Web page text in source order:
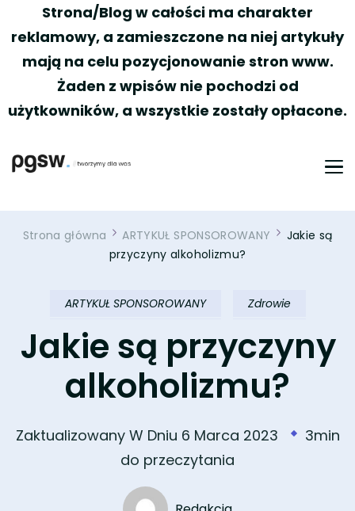
Strona/Blog w całości ma charakter
reklamowy, a zamieszczone na niej artykuły
mają na celu pozycjonowanie stron www.
Żaden z wpisów nie pochodzi od
użytkowników, a wszystkie zostały opłacone.
Strona główna ARTYKUŁ SPONSOROWANY
Jakie są
przyczyny alkoholizmu?
ARTYKUŁ SPONSOROWANY Zdrowie
Jakie są przyczyny
alkoholizmu?
Zaktualizowany W Dniu 6 Marca 2023
3min
do przeczytania